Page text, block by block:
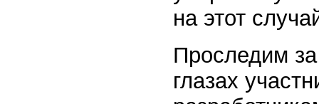
на этот
Проследим
глазах